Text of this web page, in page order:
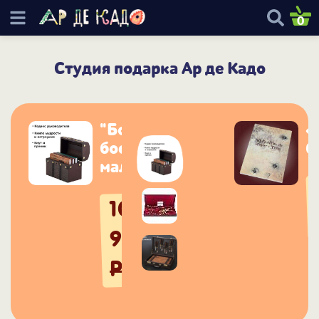
0
Студия подарка Ар де Кадо
"Большим
боссам и
маленьким"
10
990
Р